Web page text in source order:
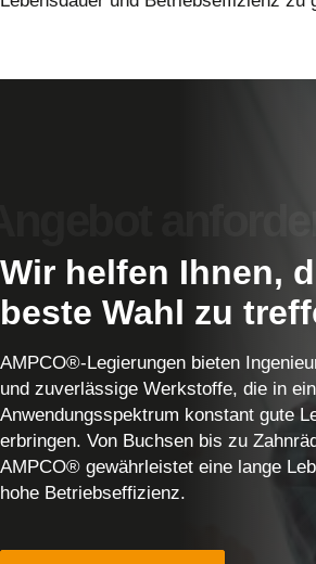
Wir helfen Ihnen,
beste Wahl zu
AMPCO®-Legierungen bieten
und zuverlässige Werkstoffe, die in
Anwendungsspektrum konstant gute
erbringen. Von Buchsen bis zu
AMPCO® gewährleistet eine lange
hohe Betriebseffizienz.